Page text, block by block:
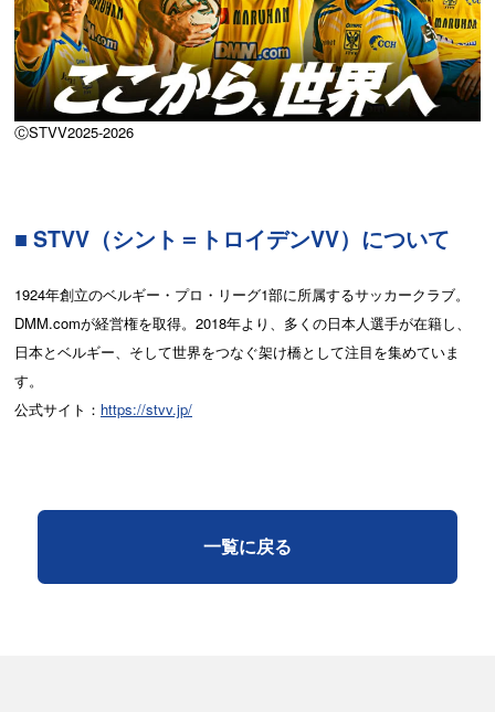
ⒸSTVV2025-2026
■ STVV（シント＝トロイデンVV）について
1924年創立のベルギー・プロ・リーグ1部に所属するサッカークラブ。
DMM.comが経営権を取得。2018年より、多くの日本人選手が在籍し、
日本とベルギー、そして世界をつなぐ架け橋として注目を集めていま
す。
公式サイト： https://stvv.jp/
一覧に戻る